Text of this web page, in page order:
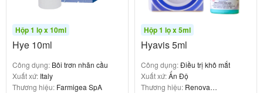
Liều thông thường
: Nhỏ 1 giọt/lần, 5–6 lần mỗi
ngày.
Liều dùng có thể được điều chỉnh tùy theo mức độ
khô mắt và tình trạng bệnh lý cụ thể dưới sự hướng
dẫn của bác sĩ.
Hộp 1 lọ x 10ml
Hye 10ml
Công dụng: Bôi trơn nhãn cầu
Xuất xứ: Italy
Thương hiệu: Farmigea SpA
Hộp 1 lọ x 5ml
Hyavis 5ml
Công dụng:Điều trị khô mắt
Xuất xứ:Ấn Độ
Thương hiệu: Renova